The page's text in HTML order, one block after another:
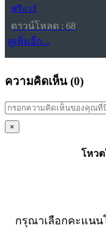
ฟรีแวร์
ดาวน์โหลด : 68
ดูเพิ่มอีก...
ความคิดเห็น (0)
×
โหว
กรุณาเลือกคะแนน